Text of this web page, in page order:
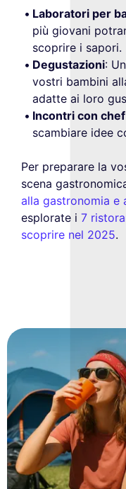
Laboratori per
più giovani
scoprire i sapori.
Degustazioni:
vostri bambini
adatte ai loro
Incontri con chef
scambiare idee
Per preparare la
scena
alla gastronomia e
esplorate i 7
scoprire nel 2025.